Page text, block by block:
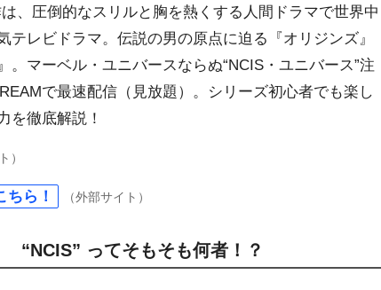
、圧倒的なスリルと胸を熱くする人間ドラマで世界中
テレビドラマ。伝説の男の原点に迫る『オリジンズ』
。マーベル・ユニバースならぬ“NCIS・ユニバース”注
で最速配信（見放題）。シリーズ初心者でも楽し
を徹底解説！
）
ら！ （外部サイト）
“NCIS” ってそもそも何者！？